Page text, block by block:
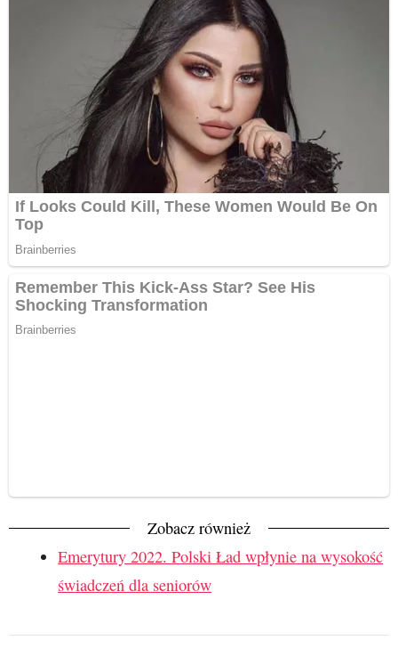
Zobacz również
Emerytury 2022. Polski Ład wpłynie na wysokość
świadczeń dla seniorów